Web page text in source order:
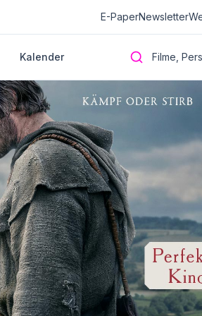
E-PaperNewsletter
Kalender Filme,